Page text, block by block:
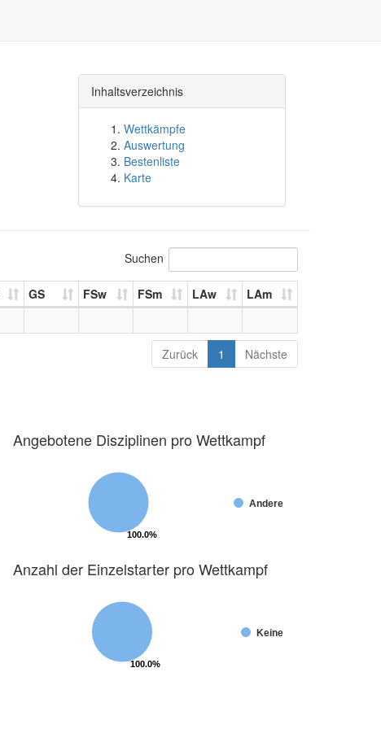
Inhaltsverzeichnis
Wettkämpfe
Auswertung
Bestenliste
Karte
Suchen
GS FSw FSm LAw
LAm
Zurück 1 Nächste
Angebotene Disziplinen pro Wettkampf
100.0%
100.0%
Andere
Anzahl der Einzelstarter pro Wettkampf
100.0%
100.0%
Keine